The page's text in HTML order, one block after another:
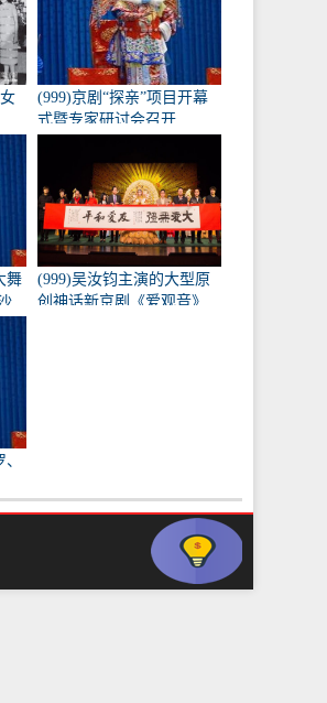
(999)京剧“探亲”项目开幕
式暨专家研讨会召开
舞
(999)吴汝钧主演的大型原
创神话新京剧《爱观音》